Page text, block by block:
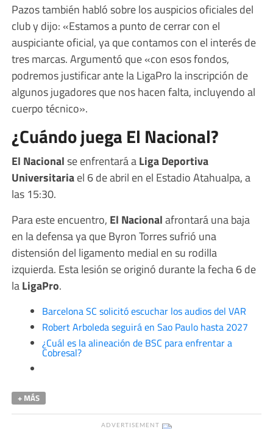
Pazos también habló sobre los auspicios oficiales del
club y dijo: «Estamos a punto de cerrar con el
auspiciante oficial, ya que contamos con el interés de
tres marcas. Argumentó que «con esos fondos,
podremos justificar ante la LigaPro la inscripción de
algunos jugadores que nos hacen falta, incluyendo al
cuerpo técnico».
¿Cuándo juega El Nacional?
El Nacionalse enfrentará aLiga Deportiva
Universitariael 6 de abril en el Estadio Atahualpa, a
las 15:30.
Para este encuentro, El Nacionalafrontará una baja
en la defensa ya que Byron Torres sufrió una
distensión del ligamento medial en su rodilla
izquierda. Esta lesión se originó durante la fecha 6 de
laLigaPro.
Barcelona SC solicitó escuchar los audios del VAR
Robert Arboleda seguirá en Sao Paulo hasta 2027
¿Cuál es la alineación de BSC para enfrentar a
Cobresal?
+ MÁS
ADVERTISEMENT